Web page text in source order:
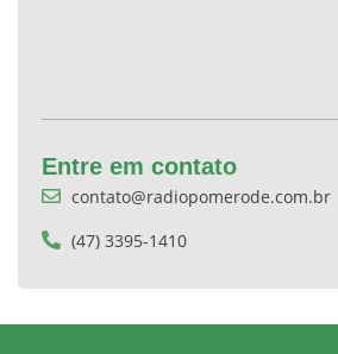
Entre em contato
contato@radiopomerode.com.br
(47) 3395-1410